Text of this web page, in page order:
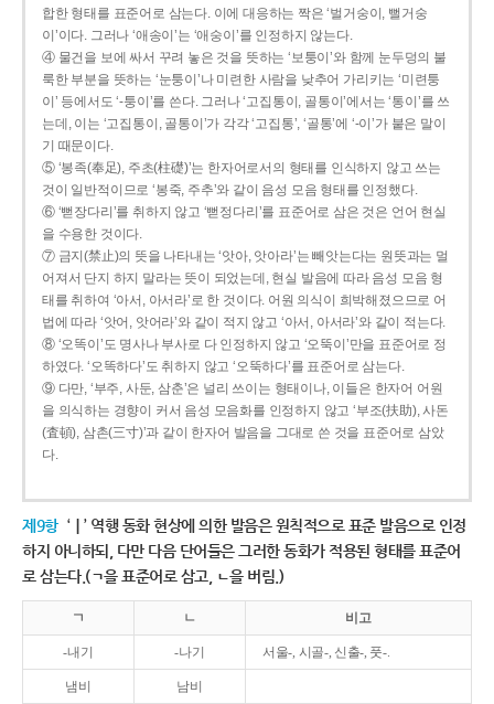
합한 형태를 표준어로 삼는다. 이에 대응하는 짝은 ‘벌거숭이, 뻘거숭
이’이다. 그러나 ‘애송이’는 ‘애숭이’를 인정하지 않는다.
④ 물건을 보에 싸서 꾸려 놓은 것을 뜻하는 ‘보퉁이’와 함께 눈두덩의 불
룩한 부분을 뜻하는 ‘눈퉁이’나 미련한 사람을 낮추어 가리키는 ‘미련퉁
이’ 등에서도 ‘-퉁이’를 쓴다. 그러나 ‘고집통이, 골통이’에서는 ‘통이’를 쓰
는데, 이는 ‘고집통이, 골통이’가 각각 ‘고집통’, ‘골통’에 ‘-이’가 붙은 말이
기 때문이다.
⑤ ‘봉족(奉足), 주초(柱礎)’는 한자어로서의 형태를 인식하지 않고 쓰는
것이 일반적이므로 ‘봉죽, 주추’와 같이 음성 모음 형태를 인정했다.
⑥ ‘뻗장다리’를 취하지 않고 ‘뻗정다리’를 표준어로 삼은 것은 언어 현실
을 수용한 것이다.
⑦ 금지(禁止)의 뜻을 나타내는 ‘앗아, 앗아라’는 빼앗는다는 원뜻과는 멀
어져서 단지 하지 말라는 뜻이 되었는데, 현실 발음에 따라 음성 모음 형
태를 취하여 ‘아서, 아서라’로 한 것이다. 어원 의식이 희박해졌으므로 어
법에 따라 ‘앗어, 앗어라’와 같이 적지 않고 ‘아서, 아서라’와 같이 적는다.
⑧ ‘오똑이’도 명사나 부사로 다 인정하지 않고 ‘오뚝이’만을 표준어로 정
하였다. ‘오똑하다’도 취하지 않고 ‘오뚝하다’를 표준어로 삼는다.
⑨ 다만, ‘부주, 사둔, 삼춘’은 널리 쓰이는 형태이나, 이들은 한자어 어원
을 의식하는 경향이 커서 음성 모음화를 인정하지 않고 ‘부조(扶助), 사돈
(査頓), 삼촌(三寸)’과 같이 한자어 발음을 그대로 쓴 것을 표준어로 삼았
다.
제9항 ‘ㅣ’ 역행 동화 현상에 의한 발음은 원칙적으로 표준 발음으로 인정
하지 아니하되, 다만 다음 단어들은 그러한 동화가 적용된 형태를 표준어
로 삼는다.(ㄱ을 표준어로 삼고, ㄴ을 버림.)
ㄱ ㄴ 비고
-내기 -나기 서울-, 시골-, 신출-, 풋-.
냄비 남비